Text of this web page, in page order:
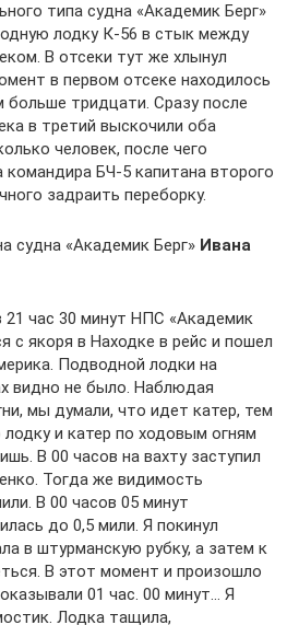
типа судна «Академик Берг»
лодку К-56 в стык между
В отсеки тут же хлынул
в первом отсеке находилось
больше тридцати. Сразу после
в третий выскочили оба
человек, после чего
БЧ-5 капитана второго
задраить переборку.
судна «Академик Берг» Ивана
21 час 30 минут НПС «Академик
с якоря в Находке в рейс и пошел
Подводной лодки на
видно не было. Наблюдая
мы думали, что идет катер, тем
и катер по ходовым огням
В 00 часов на вахту заступил
Тогда же видимость
В 00 часов 05 минут
до 0,5 мили. Я покинул
в штурманскую рубку, а затем к
В этот момент и произошло
01 час. 00 минут… Я
Лодка тащила,